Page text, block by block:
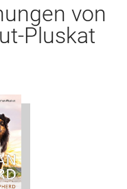
von
Pluskat